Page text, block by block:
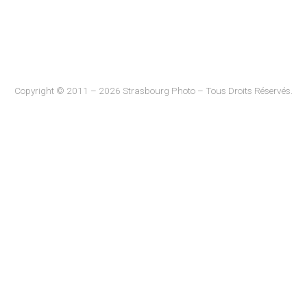
Copyright © 2011 – 2026 Strasbourg Photo – Tous Droits Réservés.